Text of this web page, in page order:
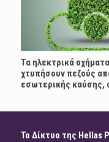
Τα ηλεκτρικά
χτυπήσουν πεζούς
εσωτερικής καύσης,
Το Δίκτυο της Hellas